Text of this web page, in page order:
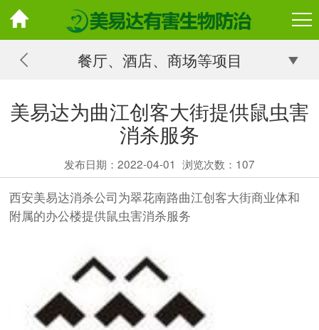
餐厅、酒店、商场等项目
美易达为曲江创客大街提供鼠虫害
消杀服务
发布日期：2022-04-01 浏览次数： 107
西安美易达消杀公司为翠花南路曲江创客大街商业体和
附属的办公楼提供鼠虫害消杀服务